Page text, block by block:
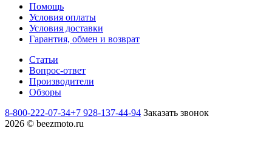
Помощь
Условия оплаты
Условия доставки
Гарантия, обмен и возврат
Статьи
Вопрос-ответ
Производители
Обзоры
8-800-222-07-34+7 928-137-44-94 Заказать звонок
2026 © beezmoto.ru